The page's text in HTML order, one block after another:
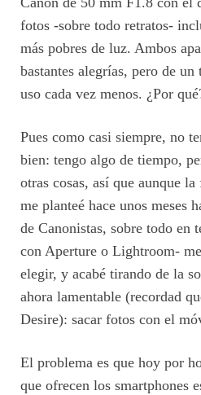
fotos -sobre todo retratos-
más pobres de luz. Ambos
bastantes alegrías, pero de
uso cada vez menos. ¿Por
Pues como casi siempre, no
bien: tengo algo de tiempo,
otras cosas, así que aunque
me planteé hace unos meses
de Canonistas, sobre todo en
con Aperture o Lightroom-
elegir, y acabé tirando de la
ahora lamentable (recordad
Desire): sacar fotos con el
El problema es que hoy por
que ofrecen los smartphones